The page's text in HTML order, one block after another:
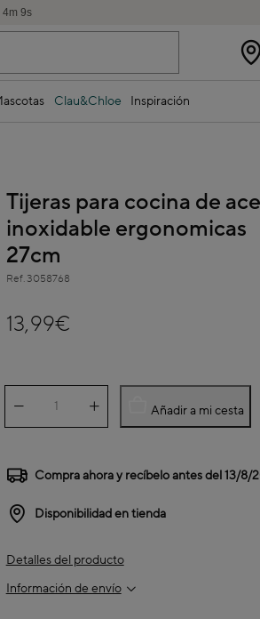
4m 8s
Clau&Chloe Inspiración
Tijeras para cocina de
inoxidable ergonomicas
27cm
Ref. 3058768
13,99€
Añadir a mi cesta
Compra ahora y recíbelo antes del13/8/
Disponibilidad en tienda
Detalles del producto
Información de envío